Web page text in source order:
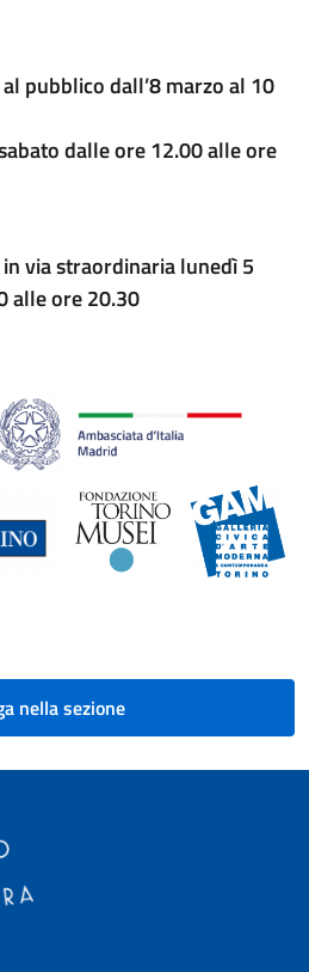
pubblico dall’8 marzo al 10
dalle ore 12.00 alle ore
via straordinaria lunedì 5
alle ore 20.30
nella sezione